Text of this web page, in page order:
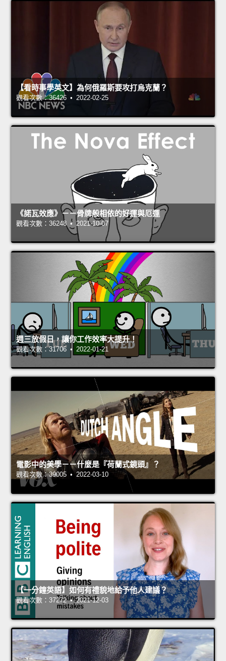
【看時事學英文】為何俄羅斯要攻打烏克蘭？
觀看次數：36426 • 2022-02-25
《諾瓦效應》－－骨牌般相依的好運與厄運
觀看次數：36248 • 2021-10-07
週三放假日，讓你工作效率大提升！
觀看次數：31706 • 2022-01-21
電影中的美學－－什麼是『荷蘭式鏡頭』？
觀看次數：39005 • 2022-03-10
【一分鐘英語】如何有禮貌地給予他人建議？
觀看次數：37272 • 2021-12-03